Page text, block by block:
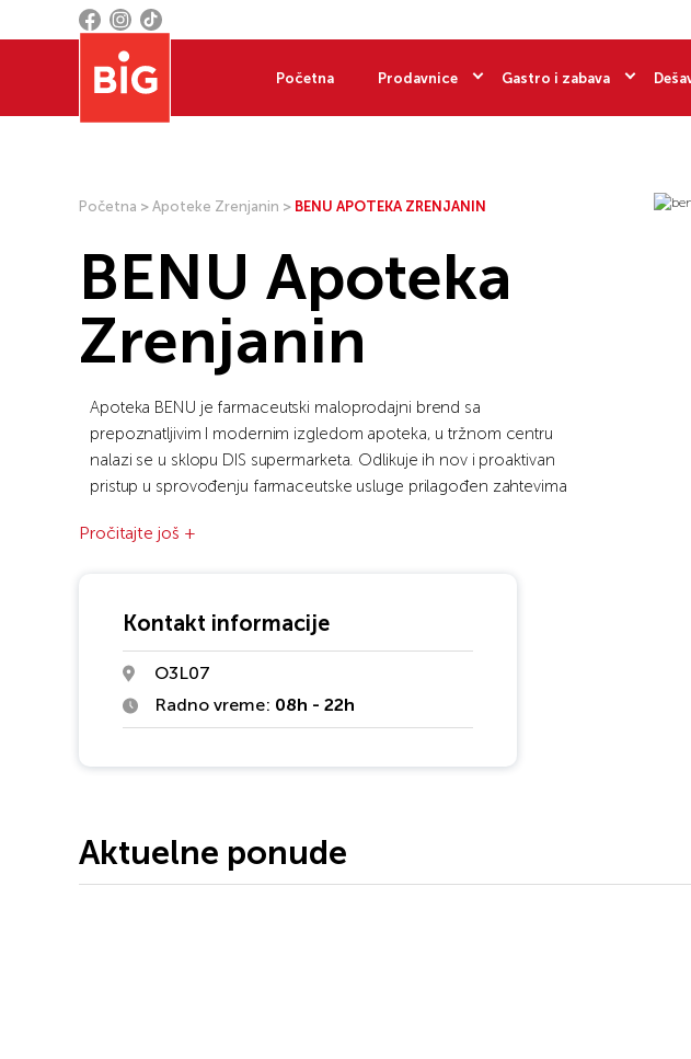
Početna Prodavnice Gastro i zabava
Početna > Apoteke Zrenjanin > BENU APOTEKA ZRENJANIN
BENU Apoteka
Zrenjanin
Apoteka BENU je farmaceutski maloprodajni brend sa
prepoznatljivim I modernim izgledom apoteka, u tržnom centru
nalazi se u sklopu DIS supermarketa. Odlikuje ih nov i proaktivan
pristup u sprovođenju farmaceutske usluge prilagođen zahtevima
Pročitajte još +
Kontakt informacije
O3L07
Radno vreme: 08h - 22h
Aktuelne ponude